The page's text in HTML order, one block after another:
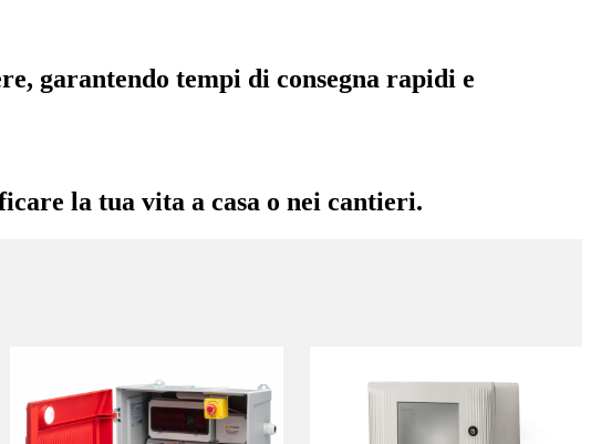
garantendo tempi di consegna rapidi e
la tua vita a casa o nei cantieri.